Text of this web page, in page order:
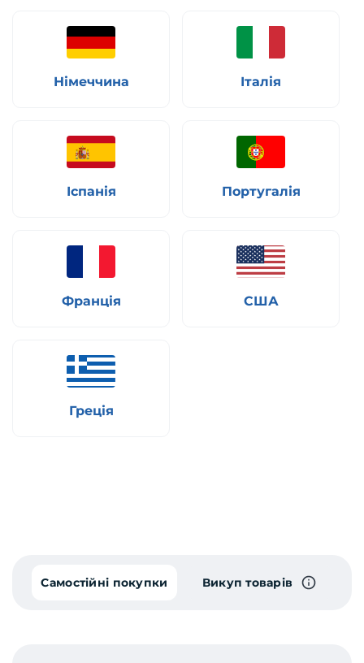
Німеччина Італія
Іспанія Португалія
Франція США
Греція
Самостійні покупки Викуп товарів